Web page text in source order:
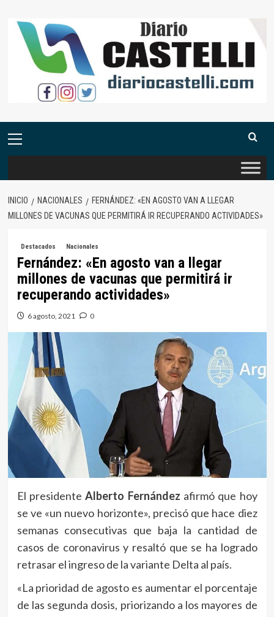
contenido
Menú
INICIO NACIONALES
FERNÁNDEZ: «EN AGOSTO VAN A LLEGAR
MILLONES DE VACUNAS QUE PERMITIRÁ IR RECUPERANDO ACTIVIDADES»
Destacados Nacionales
Fernández: «En agosto van a llegar
millones de vacunas que permitirá ir
recuperando actividades»
6 agosto, 2021 0
El presidente Alberto Fernández afirmó que hoy
se ve «un nuevo horizonte», precisó que hace diez
semanas consecutivas que baja la cantidad de
casos de coronavirus y resaltó que se ha logrado
retrasar el ingreso de la variante Delta al país.
«La prioridad de agosto es aumentar el porcentaje
de las segunda dosis, priorizando a los mayores de